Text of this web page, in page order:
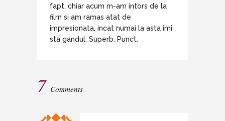
fapt, chiar acum m-am intors de la
film si am ramas atat de
impresionata, incat numai la asta imi
sta gandul. Superb. Punct.
7 Comments